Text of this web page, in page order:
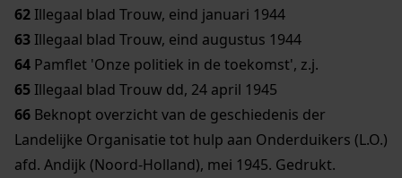
62 Illegaal blad Trouw, eind januari 1944
63 Illegaal blad Trouw, eind augustus 1944
64 Pamflet 'Onze politiek in de toekomst', z.j.
65 Illegaal blad Trouw dd, 24 april 1945
66 Beknopt overzicht van de geschiedenis der
Landelijke Organisatie tot hulp aan Onderduikers (L.O.)
afd. Andijk (Noord-Holland), mei 1945. Gedrukt.